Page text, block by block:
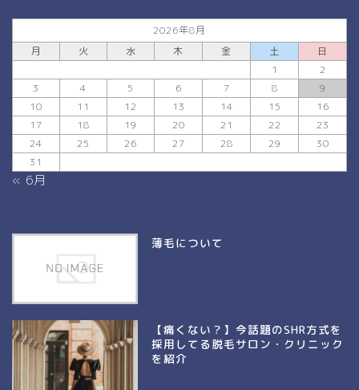
2026年8月
月
火 水 木 金 土
日
1
2
3
4 5 6 7 8
9
10
11 12 13 14 15
16
17
18 19 20 21 22
23
24
25 26 27 28 29
30
31
« 6月
薄毛について
【痛くない？】今話題のSHR方式を
採用してる脱毛サロン・クリニック
を紹介